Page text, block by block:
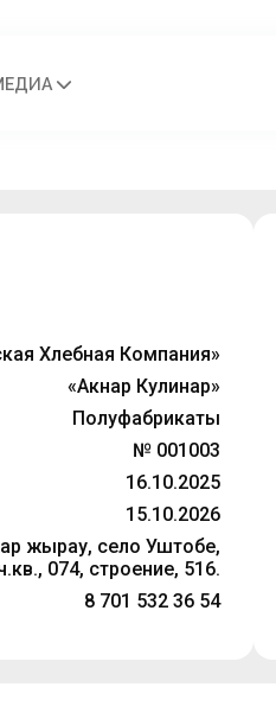
Хлебная Компания»
«Акнар Кулинар»
Полуфабрикаты
№ 001003
16.10.2025
15.10.2026
жырау, село Уштобе,
074, строение, 516.
8 701 532 36 54